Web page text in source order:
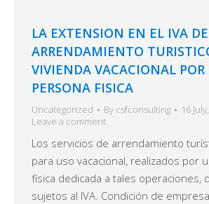
LA EXTENSION EN EL IVA
ARRENDAMIENTO
VIVIENDA VACACIONAL
PERSONA FISICA
Uncategorized By csfconsulting
16
Leave a comment
Los servicios de arrendamiento
para uso vacacional, realizados por
física dedicada a tales operaciones,
sujetos al IVA. Condición de